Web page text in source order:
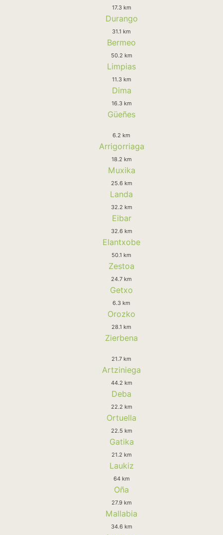
17.3 km
Durango
31.1 km
Bermeo
50.2 km
Limpias
11.3 km
Dima
16.3 km
Güeñes
6.2 km
Arrigorriaga
18.2 km
Muxika
25.6 km
Landa
32.2 km
Eibar
32.6 km
Elantxobe
50.1 km
Zestoa
24.7 km
Getxo
6.3 km
Orozko
28.1 km
Zierbena
21.7 km
Artziniega
44.2 km
Deba
22.2 km
Ortuella
22.5 km
Gatika
21.2 km
Laukiz
64 km
Oña
27.9 km
Mallabia
34.6 km